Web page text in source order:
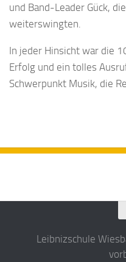
und Band-Leader Gück,
weiterswingten.
In jeder Hinsicht war die
Erfolg und ein tolles
Schwerpunkt Musik, die
Leibnizschule